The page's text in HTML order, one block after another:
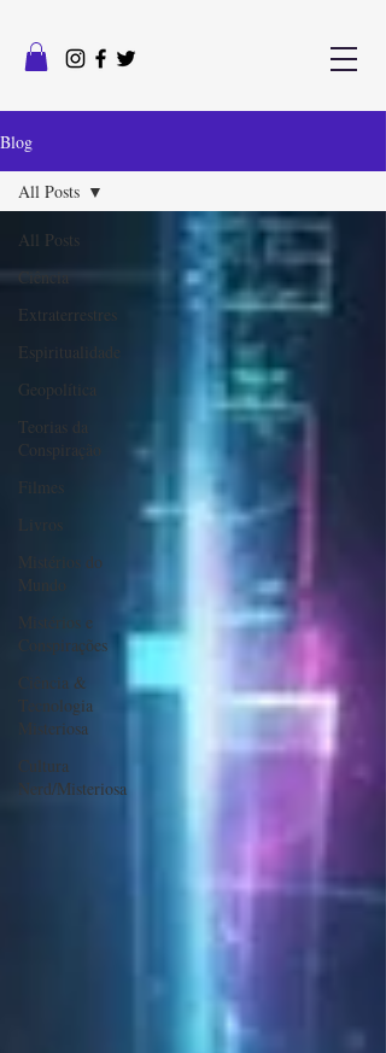
Blog
All Posts
Ciência
Extraterrestres
Espiritualidade
Geopolítica
Teorias da
Conspiração
Filmes
Livros
Mistérios do
Mundo
Mistérios e
Conspirações
Ciência &
Tecnologia
Misteriosa
Cultura
Nerd/Misteriosa
All Posts